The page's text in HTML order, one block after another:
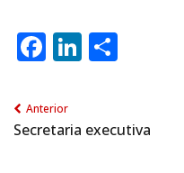
Facebook
LinkedIn
Anterior
Secretaria executiva